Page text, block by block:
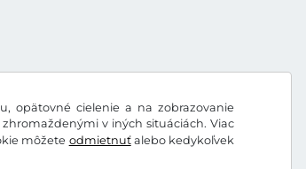
opätovné cielenie a na zobrazovanie
v iných situáciách. Viac
môžete odmietnuťalebo kedykoľvek